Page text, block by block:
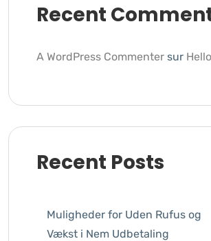
Recent
A WordPress Commenter sur
Recent Posts
Muligheder for Uden Rufus og
Vækst i Nem Udbetaling